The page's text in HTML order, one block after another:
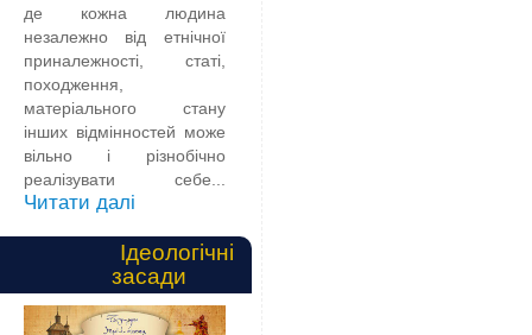
де кожна людина
незалежно від етнічної
приналежності, статі,
походження,
матеріального стану
інших відмінностей може
вільно і різнобічно
реалізувати себе...
Читати далі
Ідеологічні
засади